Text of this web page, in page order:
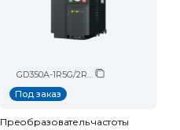
GD350A-1R5G/2R2P-4
Под заказ
Преобразователь частоты